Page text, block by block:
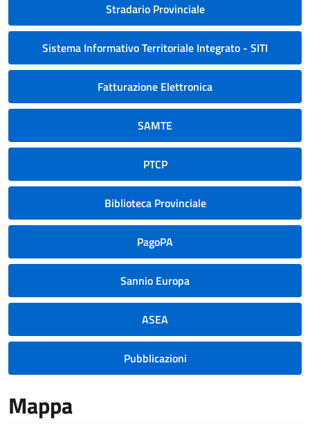
Stradario Provinciale
Sistema Informativo Territoriale Integrato - SITI
Fatturazione Elettronica
SAMTE
PTCP
Biblioteca Provinciale
PagoPA
Sannio Europa
ASEA
Pubblicazioni
Mappa